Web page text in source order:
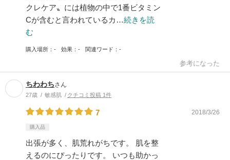
クレケア〟には植物の中で1番ビタミン
Cが含むと言われているカ…続きを読
む
購入場所 - 効果 - 関連ワード -
参考になった
ちわわちさん
27歳 敏感肌 クチコミ投稿 1件
7 2018/3/26
購入品
出張が多く、肌荒れがちです。 肌を整
えるのにぴったりです。 いつも助かっ